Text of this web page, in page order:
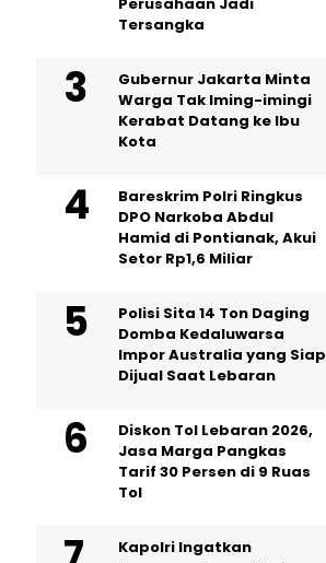
Tersangka
Gubernur Jakarta Minta
Warga Tak Iming-imingi
Kerabat Datang ke Ibu
Kota
Bareskrim Polri Ringkus
DPO Narkoba Abdul
Hamid di Pontianak, Akui
Setor Rp1,6 Miliar
Polisi Sita 14 Ton Daging
Domba Kedaluwarsa
Impor Australia yang Siap
Dijual Saat Lebaran
Diskon Tol Lebaran 2026,
Jasa Marga Pangkas
Tarif 30 Persen di 9 Ruas
Tol
Kapolri Ingatkan